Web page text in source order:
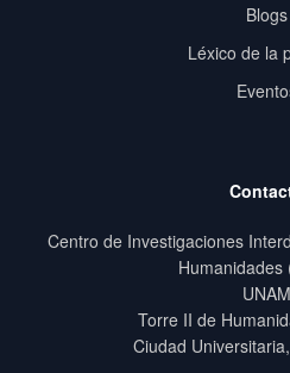
Blogs
Léxico de la
Centro de Investigaciones
Humanidades
UNAM
Torre II de
Ciudad